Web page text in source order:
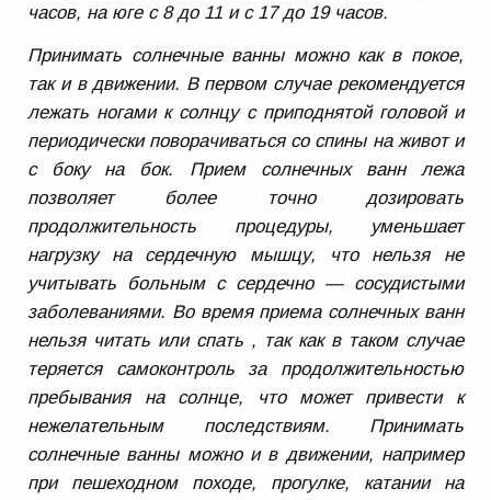
часов, на юге с 8 до 11 и с 17 до 19 часов.
Принимать солнечные ванны можно как в покое,
так и в движении. В первом случае рекомендуется
лежать ногами к солнцу с приподнятой головой и
периодически поворачиваться со спины на живот и
с боку на бок. Прием солнечных ванн лежа
позволяет более точно дозировать
продолжительность процедуры, уменьшает
нагрузку на сердечную мышцу, что нельзя не
учитывать больным с сердечно — сосудистыми
заболеваниями. Во время приема солнечных ванн
нельзя читать или спать , так как в таком случае
теряется самоконтроль за продолжительностью
пребывания на солнце, что может привести к
нежелательным последствиям. Принимать
солнечные ванны можно и в движении, например
при пешеходном походе, прогулке, катании на